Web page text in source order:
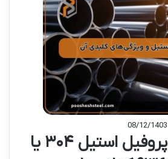
08/12/1403
پروفیل استیل ۳۰۴ یا